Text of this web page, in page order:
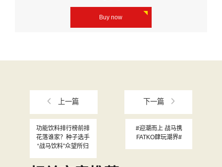
Buy now
上一篇
功能饮料排行榜前排
花落谁家？种子选手
“战马饮料”众望所归
下一篇
#迎潮而上 战马携
FATKO肆玩潮界#